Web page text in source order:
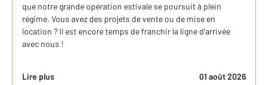
que notre grande opération estivale se poursuit à plein
régime. Vous avez des projets de vente ou de mise en
location ? Il est encore temps de franchir la ligne d'arrivée
avec nous !
Lire plus 01 août 2026